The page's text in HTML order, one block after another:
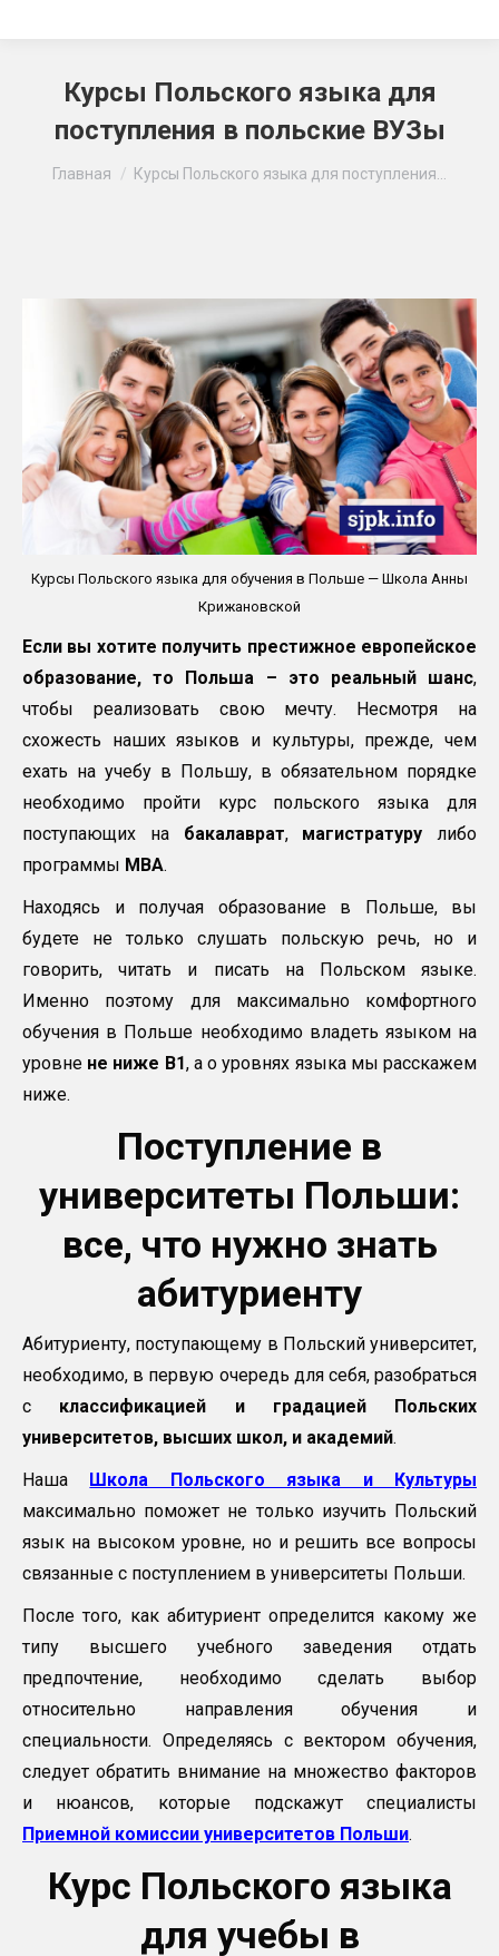
Курсы Польского языка для
поступления в польские ВУЗы
Вы здесь:
Главная Курсы Польского языка для поступления…
Курсы Польского языка для обучения в Польше — Школа Анны
Крижановской
Если вы хотите получить престижное европейское
образование, то Польша – это реальный шанс,
чтобы реализовать свою мечту. Несмотря на
схожесть наших языков и культуры, прежде, чем
ехать на учебу в Польшу, в обязательном порядке
необходимо пройти курс польского языка для
поступающих на бакалаврат, магистратуру либо
программы MBA.
Находясь и получая образование в Польше, вы
будете не только слушать польскую речь, но и
говорить, читать и писать на Польском языке.
Именно поэтому для максимально комфортного
обучения в Польше необходимо владеть языком на
уровне не ниже В1, а о уровнях языка мы расскажем
ниже.
Поступление в
университеты Польши:
все, что нужно знать
абитуриенту
Абитуриенту, поступающему в Польский университет,
необходимо, в первую очередь для себя, разобраться
с классификацией и градацией Польских
университетов, высших школ, и академий.
Наша Школа Польского языка и Культуры
максимально поможет не только изучить Польский
язык на высоком уровне, но и решить все вопросы
связанные с поступлением в университеты Польши.
После того, как абитуриент определится какому же
типу высшего учебного заведения отдать
предпочтение, необходимо сделать выбор
относительно направления обучения и
специальности. Определяясь с вектором обучения,
следует обратить внимание на множество факторов
и нюансов, которые подскажут специалисты
Приемной комиссии университетов Польши.
Курс Польского языка
для учебы в